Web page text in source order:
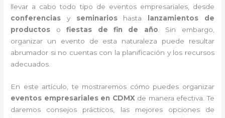
llevar a cabo todo tipo de eventos empresariales, desde
conferencias y seminarioshasta
lanzamientos de
productos ofiestas de fin de año. Sin embargo,
organizar un evento de esta naturaleza puede resultar
abrumador si no cuentas con la planificación y los recursos
adecuados.
En este artículo, te mostraremos cómo puedes organizar
eventos empresariales en CDMX de manera efectiva. Te
daremos consejos prácticos, las mejores opciones de